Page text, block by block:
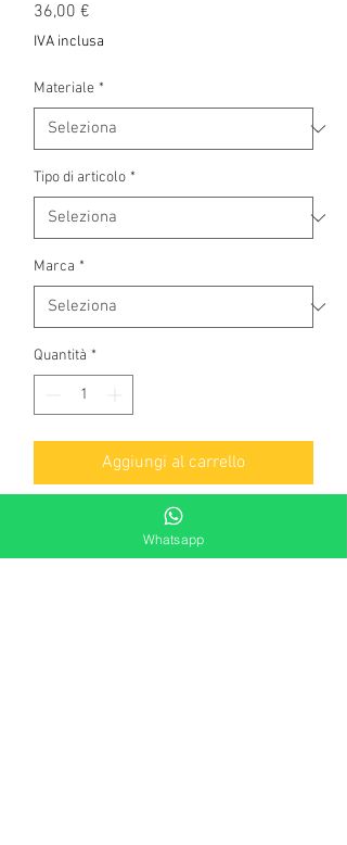
36,00 €
IVA inclusa
Materiale *
Tipo di articolo *
Marca *
Quantità *
Aggiungi al carrello
Collana in acciaio e cristalli neri
lunghezza 50cm
Whatsapp